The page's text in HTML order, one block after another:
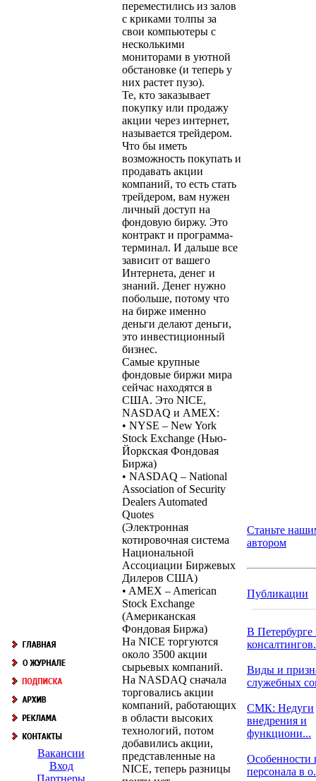
Вакансии
Вход
Партнеры
переместились из залов
с криками толпы за
свои компьютеры с
несколькими
мониторами в уютной
обстановке (и теперь у
них растет пузо).
Те, кто заказывает
покупку или продажу
акции через интернет,
называется трейдером.
Что бы иметь
возможность покупать и
продавать акции
компаний, то есть стать
трейдером, вам нужен
личный доступ на
фондовую биржу. Это
контракт и программа-
терминал. И дальше все
зависит от вашего
Интернета, денег и
знаний. Денег нужно
побольше, потому что
на бирже именно
деньги делают деньги,
это инвестиционный
бизнес.
Самые крупные
фондовые биржи мира
сейчас находятся в
США. Это NICE,
NASDAQ и AMEX:
• NYSE – New York
Stock Exchange (Нью-
Йоркская Фондовая
Биржа)
• NASDAQ – National
Association of Security
Dealers Automated
Quotes
(Электронная
котировочная система
Национальной
Ассоциации Биржевых
Дилеров США)
• AMEX – American
Stock Exchange
(Американская
Фондовая Биржа)
На NICE торгуются
около 3500 акции
сырьевых компаний.
На NASDAQ сначала
торговались акции
компаний, работающих
в области высоких
технологий, потом
добавились акции,
представленные на
NICE, теперь разницы
Станьте
автором
Публикации
В Петербурге
Виды и
служебных
СМК: Недуги
внедрения и
функциони...
Особенности
персонала в